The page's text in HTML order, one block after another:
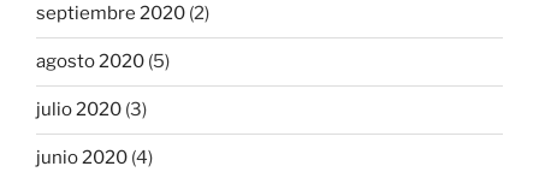
septiembre 2020 (2)
agosto 2020 (5)
julio 2020 (3)
junio 2020 (4)